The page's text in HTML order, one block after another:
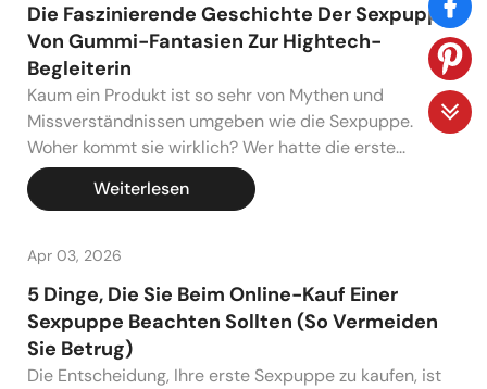
Die Faszinierende Geschichte Der Sexpuppe:
Von Gummi-Fantasien Zur Hightech-
Begleiterin
Kaum ein Produkt ist so sehr von Mythen und
Missverständnissen umgeben wie die Sexpuppe.
Woher kommt sie wirklich? Wer hatte die erste...
Weiterlesen
Apr 03, 2026
5 Dinge, Die Sie Beim Online-Kauf Einer
Sexpuppe Beachten Sollten (So Vermeiden
Sie Betrug)
Die Entscheidung, Ihre erste Sexpuppe zu kaufen, ist